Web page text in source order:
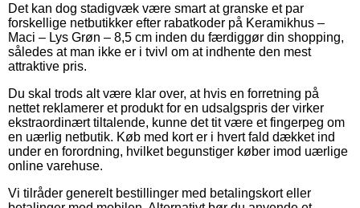
Det kan dog stadigvæk være smart at granske et par
forskellige netbutikker efter rabatkoder på Keramikhus –
Maci – Lys Grøn – 8,5 cm inden du færdiggør din shopping,
således at man ikke er i tvivl om at indhente den mest
attraktive pris.
Du skal trods alt være klar over, at hvis en forretning på
nettet reklamerer et produkt for en udsalgspris der virker
ekstraordinært tiltalende, kunne det tit være et fingerpeg om
en uærlig netbutik. Køb med kort er i hvert fald dækket ind
under en forordning, hvilket begunstiger køber imod uærlige
online varehuse.
Vi tilråder generelt bestillinger med betalingskort eller